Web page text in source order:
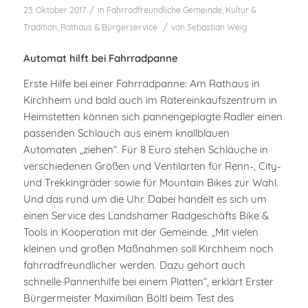
23. Oktober 2017 / in Fahrradfreundliche Gemeinde, Kultur &
Tradition, Rathaus & Bürgerservice / von Sebastian Weig
Automat hilft bei Fahrradpanne
Erste Hilfe bei einer Fahrradpanne: Am Rathaus in
Kirchheim und bald auch im Rätereinkaufszentrum in
Heimstetten können sich pannengeplagte Radler einen
passenden Schlauch aus einem knallblauen
Automaten „ziehen“. Für 8 Euro stehen Schläuche in
verschiedenen Größen und Ventilarten für Renn-, City-
und Trekkingräder sowie für Mountain Bikes zur Wahl.
Und das rund um die Uhr. Dabei handelt es sich um
einen Service des Landshamer Radgeschäfts Bike &
Tools in Kooperation mit der Gemeinde. „Mit vielen
kleinen und großen Maßnahmen soll Kirchheim noch
fahrradfreundlicher werden. Dazu gehört auch
schnelle Pannenhilfe bei einem Platten“, erklärt Erster
Bürgermeister Maximilian Böltl beim Test des